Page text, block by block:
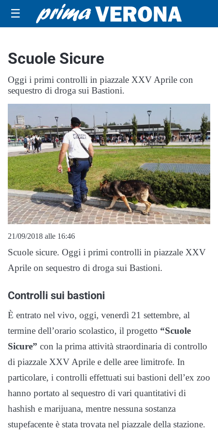
☰
Scuole Sicure
Oggi i primi controlli in piazzale XXV Aprile con
sequestro di droga sui Bastioni.
21/09/2018 alle 16:46
Scuole sicure. Oggi i primi controlli in piazzale XXV
Aprile on sequestro di droga sui Bastioni.
Controlli sui bastioni
È entrato nel vivo, oggi, venerdì 21 settembre, al
termine dell’orario scolastico, il progetto “Scuole
Sicure” con la prima attività straordinaria di controllo
di piazzale XXV Aprile e delle aree limitrofe. In
particolare, i controlli effettuati sui bastioni dell’ex zoo
hanno portato al sequestro di vari quantitativi di
hashish e marijuana, mentre nessuna sostanza
stupefacente è stata trovata nel piazzale della stazione.